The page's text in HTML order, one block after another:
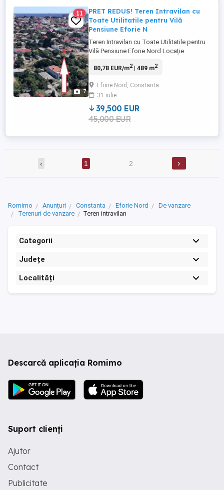
7
11
PRET REDUS! Teren Intravilan cu
Toate Utilitatile pentru Vilă
Pensiune Eforie N
Teren Intravilan cu Toate Utilitatile pentru
Vilă Pensiune Eforie Nord Locație
facilitățile în zonă ideal pentru locuință
investiție turistică. Suprafață teren: 489
mp Front stradal: 9,41 m Utilități: Apă pe
teren ...
80,78 EUR/m2| 489 m2
Eforie Nord, Constanta
31 iulie
39,500 EUR
45,000 EUR
‹ 1 2 ›
Romimo Anunțuri Constanta Eforie Nord
De vanzare
Terenuri de vanzare
Teren intravilan
Categorii
Județe
Localități
Descarcă aplicația Romimo
Suport clienți
Ajutor
Contact
Publicitate